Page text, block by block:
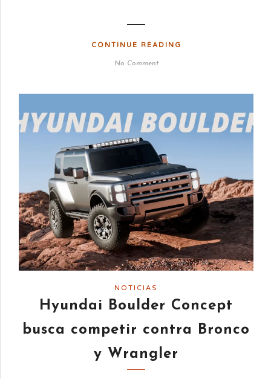
CONTINUE READING
No Comment
NOTICIAS
Hyundai Boulder Concept
busca competir contra Bronco
y Wrangler